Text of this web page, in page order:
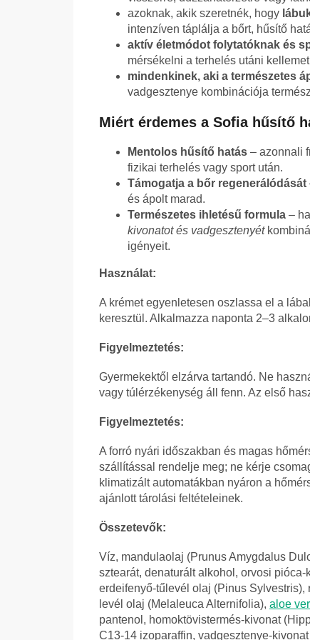
azoknak, akik szeretnék, hogy
intenzíven táplálja a bőrt, hűsítő
aktív életmódot folytatóknak és
mérsékelni a terhelés utáni
mindenkinek, aki a természetes
vadgesztenye kombinációja
Miért érdemes a Sofia hűsítő
Mentolos hűsítő hatás – azonnali
fizikai terhelés vagy sport után.
Támogatja a bőr regenerálódását
és ápolt marad.
Természetes ihletésű formula –
kivonatot és vadgesztenyét
igényeit.
Használat:
A krémet egyenletesen oszlassa el a
keresztül. Alkalmazza naponta 2–3
Figyelmeztetés:
Gyermekektől elzárva tartandó. Ne
vagy túlérzékenység áll fenn. Az első
Figyelmeztetés:
A forró nyári időszakban és magas
szállítással rendelje meg; ne kérje
klimatizált automatákban nyáron a
ajánlott tárolási feltételeinek.
Összetevők:
Víz, mandulaolaj (Prunus Amygdalus
sztearát, denaturált alkohol, orvosi
erdeifenyő-tűlevél olaj (Pinus Sylvestris),
levél olaj (Melaleuca Alternifolia), aloe
pantenol, homoktövistermés-kivonat
C13-14 izoparaffin, vadgesztenye-